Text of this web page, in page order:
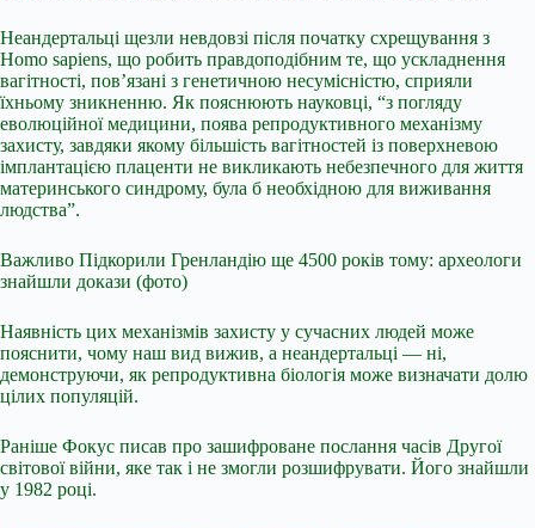
Неандертальці щезли невдовзі після початку схрещування з
Homo sapiens, що робить правдоподібним те, що ускладнення
вагітності, пов’язані з генетичною несумісністю, сприяли
їхньому зникненню. Як пояснюють науковці, “з погляду
еволюційної медицини, поява репродуктивного механізму
захисту, завдяки якому більшість вагітностей із поверхневою
імплантацією плаценти не викликають небезпечного для життя
материнського синдрому, була б необхідною для виживання
людства”.
Важливо Підкорили Гренландію ще 4500 років тому: археологи
знайшли докази (фото)
Наявність цих механізмів захисту у сучасних людей може
пояснити, чому наш вид вижив, а неандертальці — ні,
демонструючи, як репродуктивна біологія може визначати долю
цілих популяцій.
Раніше Фокус писав про зашифроване послання часів Другої
світової війни, яке так і не змогли розшифрувати. Його знайшли
у 1982 році.